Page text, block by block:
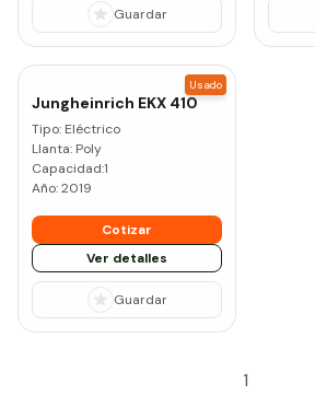
Guardar
Jungheinrich EKX 410
Tipo: Eléctrico
Llanta: Poly
Capacidad:1
Año:2019
Cotizar
Ver detalles
Guardar
Usado
1